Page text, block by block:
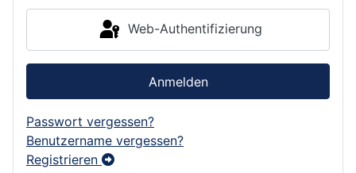
Web-Authentifizierung
Anmelden
Passwort vergessen?
Benutzername vergessen?
Registrieren